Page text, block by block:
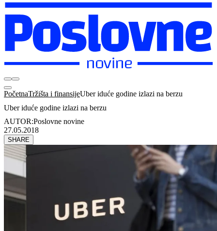
PočetnaTržišta i finansijeUber iduće godine izlazi na berzu
Uber iduće godine izlazi na berzu
AUTOR:Poslovne novine
27.05.2018
SHARE